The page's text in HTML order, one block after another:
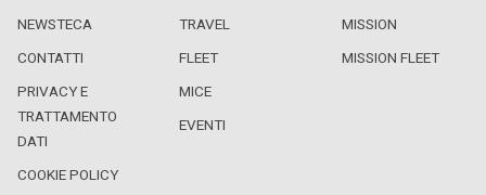
NEWSTECA
CONTATTI
PRIVACY E
TRATTAMENTO
DATI
COOKIE POLICY
TRAVEL
FLEET
MICE
EVENTI
MISSION
MISSION FLEET